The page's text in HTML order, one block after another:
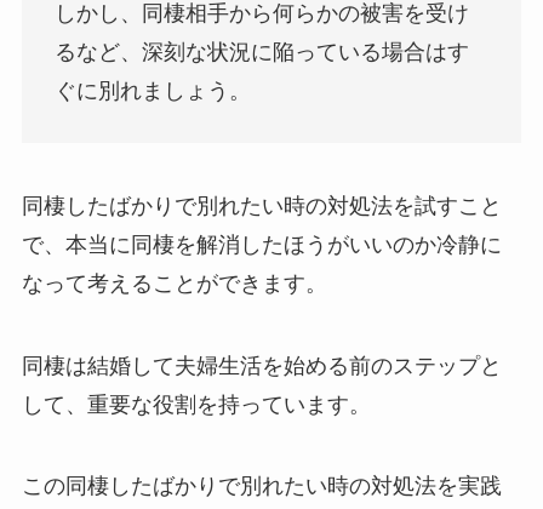
しかし、同棲相手から何らかの被害を受け
るなど、深刻な状況に陥っている場合はす
ぐに別れましょう。
同棲したばかりで別れたい時の対処法を試すこと
で、本当に同棲を解消したほうがいいのか冷静に
なって考えることができます。
同棲は結婚して夫婦生活を始める前のステップと
して、重要な役割を持っています。
この同棲したばかりで別れたい時の対処法を実践